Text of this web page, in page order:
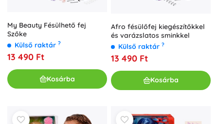
My Beauty Fésülhető fej
Szőke
Külső raktár ?
13 490 Ft
Kosárba
Afro fésülőfej kiegészítőkkel
és varázslatos sminkkel
Külső raktár ?
13 490 Ft
Kosárba